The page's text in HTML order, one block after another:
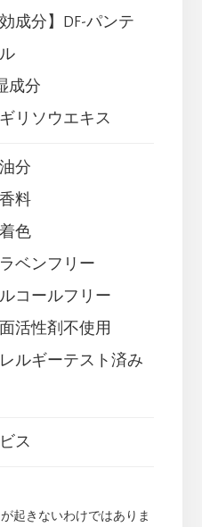
効成分】DF-パンテ
成分
リソウエキス
分
料
色
ラベンフリー
ルコールフリー
面活性剤不使用
レルギーテスト済み
ス
起きないわけではありま